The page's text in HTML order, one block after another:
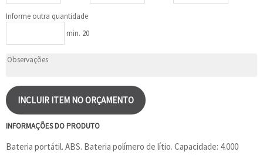
Informe outra quantidade
min. 20
INCLUIR ITEM NO ORÇAMENTO
INFORMAÇÕES DO PRODUTO
Bateria portátil. ABS. Bateria polímero de lítio. Capacidade: 4.000